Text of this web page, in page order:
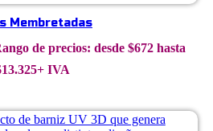
Membretadas
de precios: desde $672 hasta
+ IVA